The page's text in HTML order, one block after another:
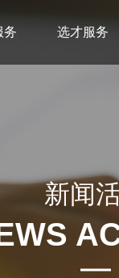
务 选才服务
新闻